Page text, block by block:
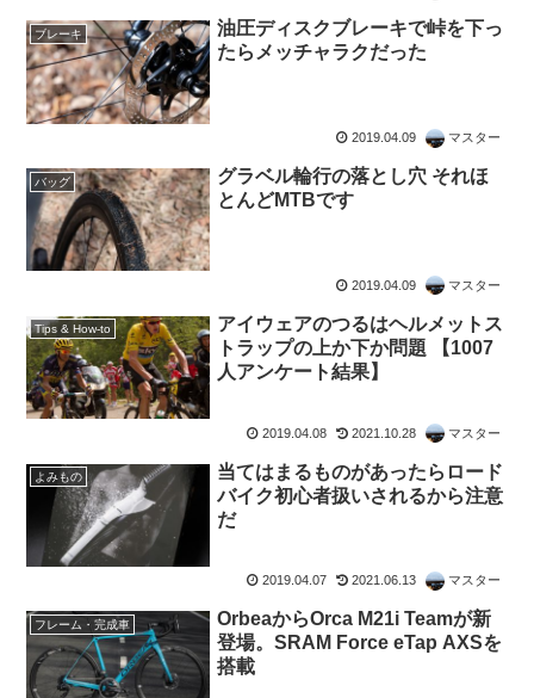
ブレーキ
油圧ディスクブレーキで峠を下っ
たらメッチャラクだった
2019.04.09 マスター
バッグ
グラベル輪行の落とし穴 それほ
とんどMTBです
2019.04.09 マスター
Tips & How-to
アイウェアのつるはヘルメットス
トラップの上か下か問題 【1007
人アンケート結果】
2019.04.08 2021.10.28 マスター
よみもの
当てはまるものがあったらロード
バイク初心者扱いされるから注意
だ
2019.04.07 2021.06.13 マスター
フレーム・完成車
OrbeaからOrca M21i Teamが新
登場。SRAM Force eTap AXSを
搭載